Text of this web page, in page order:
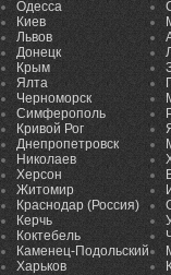
Одесса
Киев
Львов
Донецк
Крым
Ялта
Черноморск
Симферополь
Кривой Рог
Днепропетровск
Николаев
Херсон
Житомир
Краснодар (Россия)
Керчь
Коктебель
Каменец-Подольский
Харьков